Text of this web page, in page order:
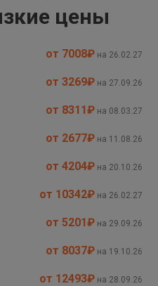
цены
от 7008₽ на 26.02.27
от 3269₽ на 27.09.26
от 8311₽ на 08.03.27
от 2677₽ на 11.08.26
от 4204₽ на 20.10.26
от 10342₽ на 26.02.27
от 5201₽ на 29.09.26
от 8037₽ на 19.10.26
от 12493₽ на 28.09.26